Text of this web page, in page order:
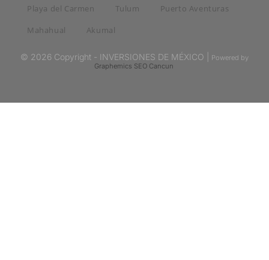
Playa del Carmen Tulum
Puerto Aventuras
Mahahual
Akumal
© 2026 Copyright - INVERSIONES DE MÉXICO |
Powered by
Graphemics SEO Cancun